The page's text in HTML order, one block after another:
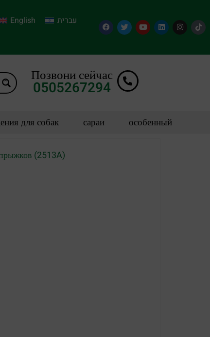
English
עברית
Позвони сейчас
0505267294
для собак сараи особенный
(2513A)